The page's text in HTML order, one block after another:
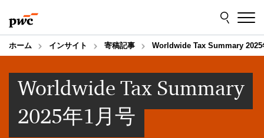
to
content
to
footer
ホーム インサイト 寄稿記事 Worldwide Tax Summary 2025
Worldwide Tax Summary
2025年1月号